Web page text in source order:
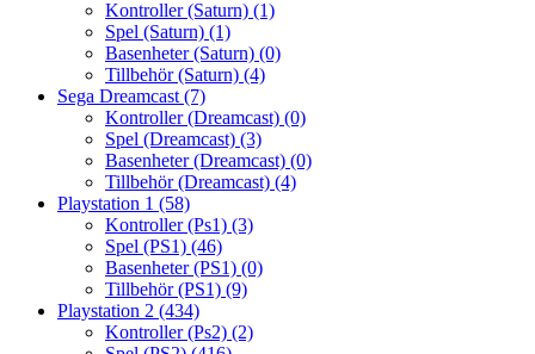
Kontroller (Saturn) (1)
Spel (Saturn) (1)
Basenheter (Saturn) (0)
Tillbehör (Saturn) (4)
Sega Dreamcast (7)
Kontroller (Dreamcast) (0)
Spel (Dreamcast) (3)
Basenheter (Dreamcast) (0)
Tillbehör (Dreamcast) (4)
Playstation 1 (58)
Kontroller (Ps1) (3)
Spel (PS1) (46)
Basenheter (PS1) (0)
Tillbehör (PS1) (9)
Playstation 2 (434)
Kontroller (Ps2) (2)